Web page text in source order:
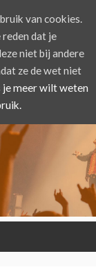
van cookies.
reden dat je
niet bij andere
ze de wet niet
je meer wilt weten